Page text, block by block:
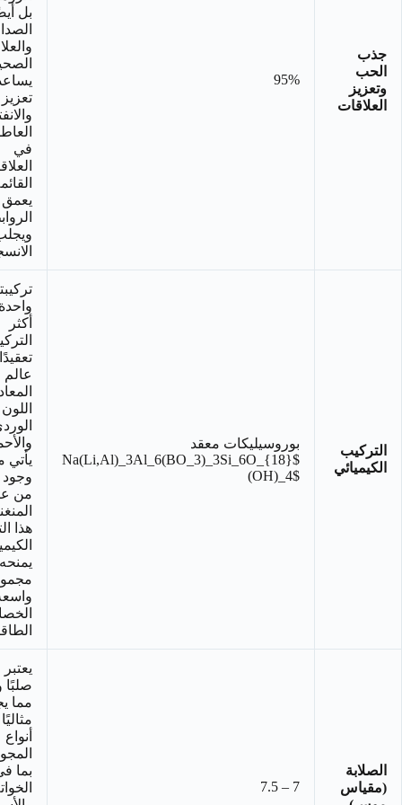
جذب
الحب
وتعزيز
العلاقات
95%
بل
في
يعمق
التركيب
الكيميائي
بوروسيليكات معقد
$Na(Li,Al)_3Al_6(BO_3)_3Si_6O_{18}
(OH)_4$
أكثر
عالم
اللون
يأتي
وجود
من
هذا
يمنحه
الصلابة
(مقياس
7 – 7.5
صلبًا
مما
أنواع
بما